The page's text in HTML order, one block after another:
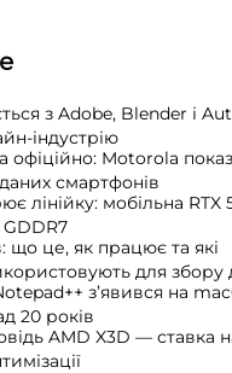
з Adobe, Blender і
індустрію
офіційно: Motorola
смартфонів
лінійку: мобільна RTX
що це, як працює та які
для збору
з’явився на
20 років
AMD X3D — ставка